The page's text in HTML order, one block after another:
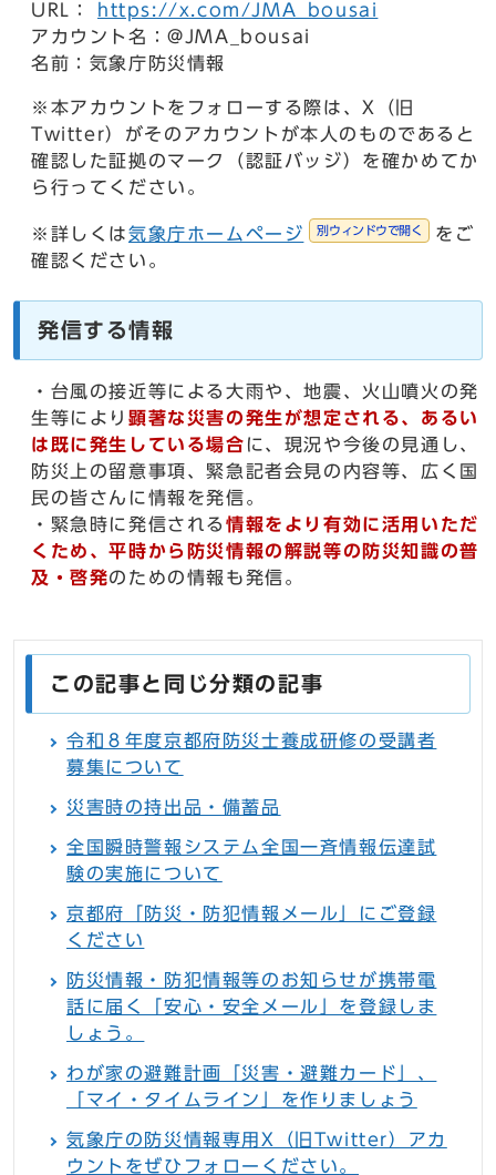
URL：
https://x.com/JMA_bousai
アカウント名：@JMA_bousai
名前：気象庁防災情報
※本アカウントをフォローする際は、X（旧
Twitter）がそのアカウントが本人のものであると
確認した証拠のマーク（認証バッジ）を確かめてか
ら行ってください。
※詳しくは気象庁ホームページ 別ウィンドウで開く
をご
確認ください。
発信する情報
・台風の接近等による大雨や、地震、火山噴火の発
生等により 顕著な災害の発生が想定される、あるい
は既に発生している場合 に、現況や今後の見通し、
防災上の留意事項、緊急記者会見の内容等、広く国
民の皆さんに情報を発信。
・緊急時に発信される 情報をより有効に活用いただ
くため、平時から防災情報の解説等の防災知識の普
及・啓発のための情報も発信。
この記事と同じ分類の記事
令和８年度京都府防災士養成研修の受講者
募集について
災害時の持出品・備蓄品
全国瞬時警報システム全国一斉情報伝達試
験の実施について
京都府「防災・防犯情報メール」にご登録
ください
防災情報・防犯情報等のお知らせが携帯電
話に届く「安心・安全メール」を登録しま
しょう。
わが家の避難計画「災害・避難カード」、
「マイ・タイムライン」を作りましょう
気象庁の防災情報専用X（旧Twitter）アカ
ウントをぜひフォローください。